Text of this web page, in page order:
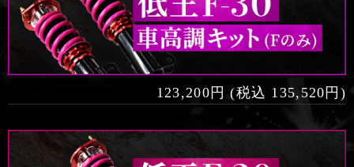
123,200円 (税込 135,520円)